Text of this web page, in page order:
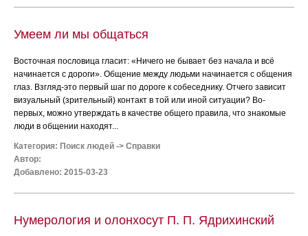
Умеем ли мы общаться
Восточная пословица гласит: «Ничего не бывает без начала и всё
начинается с дороги». Общение между людьми начинается с общения
глаз. Взгляд-это первый шаг по дороге к собеседнику. Отчего зависит
визуальный (зрительный) контакт в той или иной ситуации? Во-
первых, можно утверждать в качестве общего правила, что знакомые
люди в общении находят...
Категория: Поиск людей -> Справки
Автор:
Добавлено: 2015-03-23
Нумерология и олонхосут П. П. Ядрихинский